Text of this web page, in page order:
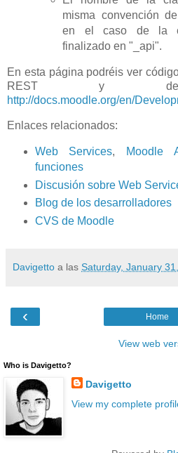
misma convención
en el caso de la
finalizado en "_api".
En esta página podréis ver
REST y del
http://docs.moodle.org/en/
Enlaces relacionados:
Web Services, Moodle
funciones
Discusión sobre Web
Blog de los desarrolladores
CVS de Moodle
Davigetto a las Saturday, January
‹ Home
View web
Who is Davigetto?
Davigetto
View my complete